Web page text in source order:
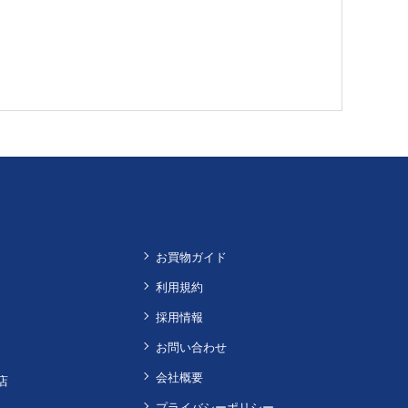
お買物ガイド
利用規約
採用情報
お問い合わせ
会社概要